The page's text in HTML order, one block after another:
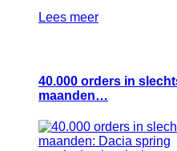
Lees meer
40.000 orders in
maanden…